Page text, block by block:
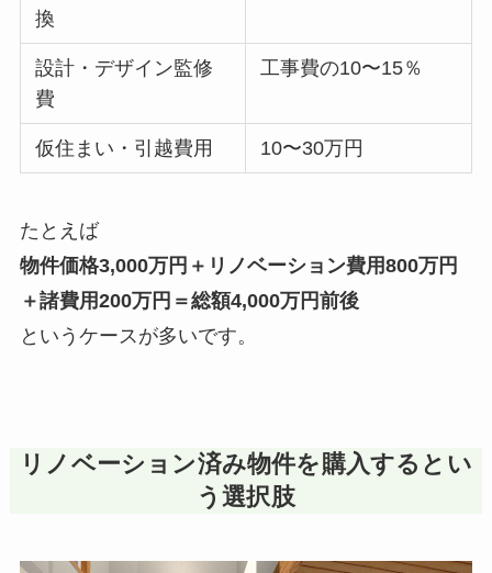
換
設計・デザイン監修
費
工事費の10〜15％
仮住まい・引越費用 10〜30万円
たとえば
物件価格3,000万円＋リノベーション費用800万円
＋諸費用200万円＝総額4,000万円前後
というケースが多いです。
リノベーション済み物件を購入するとい
う選択肢